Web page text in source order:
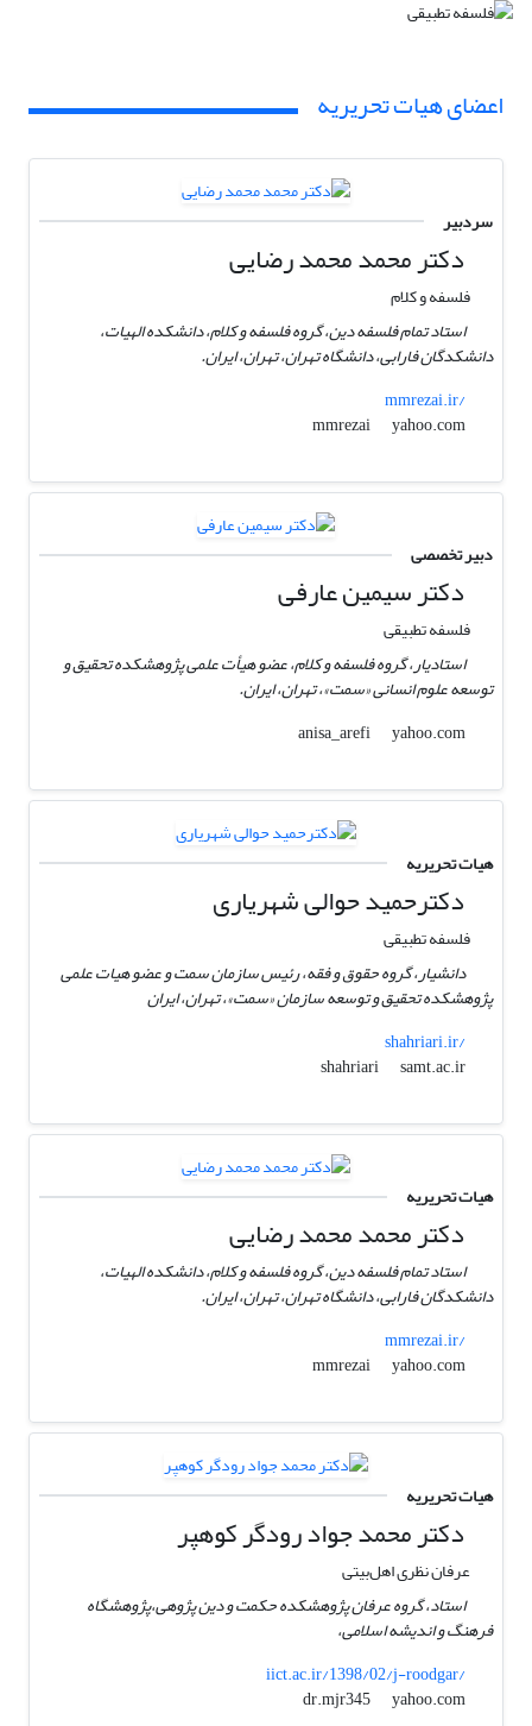
اعضای هیات تحریریه
سردبیر
دکتر محمد محمد رضایی
فلسفه و کلام
استاد تمام فلسفه دین، گروه فلسفه و کلام، دانشکده الهیات،
دانشکدگان فارابی، دانشگاه تهران، تهران، ایران.
mmrezai.ir/
mmrezai
yahoo.com
دبیر تخصصی
دکتر سیمین عارفی
فلسفه تطبیقی
استادیار، گروه فلسفه و کلام، عضو هیأت علمی پژوهشکده تحقیق و
توسعه علوم انسانی «سمت»، تهران، ایران.
anisa_arefi
yahoo.com
هیات تحریریه
دکترحمید حوالی شهریاری
فلسفه تطبیقی
دانشیار، گروه حقوق و فقه، رئیس سازمان سمت و عضو هیات علمی
پژوهشکده تحقیق و توسعه سازمان «سمت»، تهران، ایران
shahriari.ir/
shahriari
samt.ac.ir
هیات تحریریه
دکتر محمد محمد رضایی
استاد تمام فلسفه دین، گروه فلسفه و کلام، دانشکده الهیات،
دانشکدگان فارابی، دانشگاه تهران، تهران، ایران.
mmrezai.ir/
mmrezai
yahoo.com
هیات تحریریه
دکتر محمد جواد رودگر کوهپر
عرفان نظری اهل‌بیتی
استاد، گروه عرفان پژوهشکده حکمت و دین پژوهی،پژوهشگاه
فرهنگ و اندیشه اسلامی،
iict.ac.ir/1398/02/j-roodgar/
dr.mjr345
yahoo.com